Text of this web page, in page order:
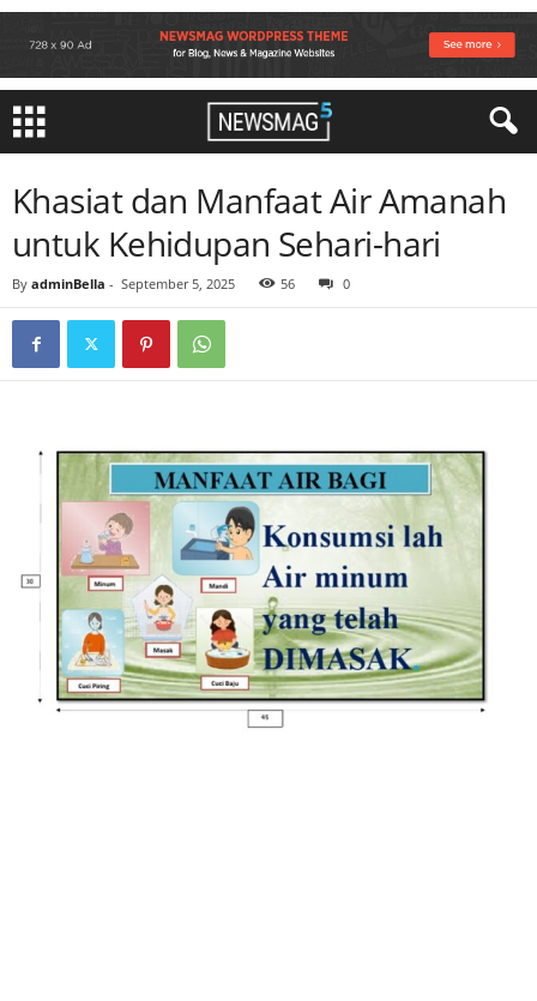
Khasiat dan Manfaat Air Amanah
untuk Kehidupan Sehari-hari
By adminBella - September 5, 2025 56 0